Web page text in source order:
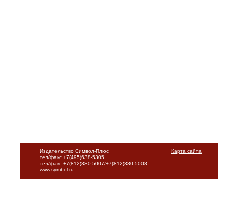
Карта сайта
Издательство Символ-Плюс
тел/факс +7(495)638-5305
тел/факс +7(812)380-5007/+7(812)380-5008
www.symbol.ru